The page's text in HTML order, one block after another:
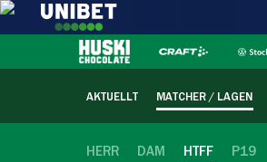
AKTUELLT MATCHER / LAGEN
HERR DAM HTFF P19